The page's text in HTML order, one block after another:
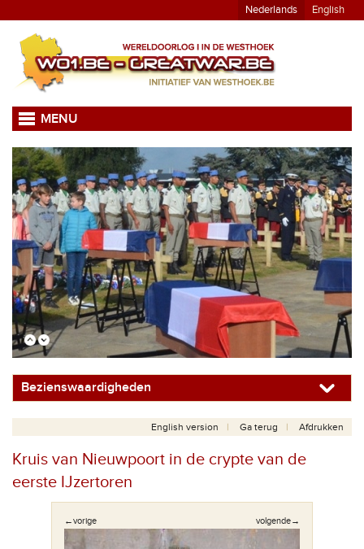
Nederlands English
MENU
Bezienswaardigheden
English version Ga terug Afdrukken
Kruis van Nieuwpoort in de crypte van de
eerste IJzertoren
←vorige volgende→